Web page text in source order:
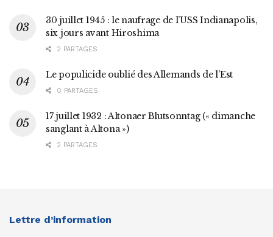
30 juillet 1945 : le naufrage de l’USS Indianapolis,
six jours avant Hiroshima
2 PARTAGES
Le populicide oublié des Allemands de l’Est
0 PARTAGES
17 juillet 1932 : Altonaer Blutsonntag (« dimanche
sanglant à Altona »)
2 PARTAGES
Lettre d’information